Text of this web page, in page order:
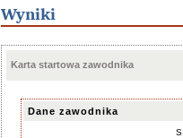
Wyniki
Karta startowa zawodnika
Dane zawodnika